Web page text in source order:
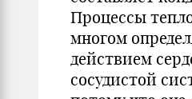
Процессы
многом
действием
сосудистой